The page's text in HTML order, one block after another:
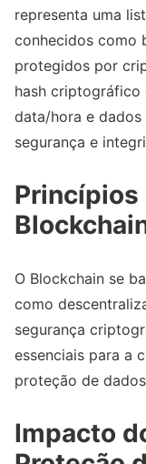
representa uma
conhecidos como
protegidos por
hash criptográfico
data/hora e dados
segurança e
Princípios
O Blockchain se
como
segurança
essenciais para a
proteção de
Impacto